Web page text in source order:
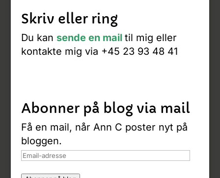
Skriv eller ring
Du kan sende en mail til mig eller
kontakte mig via +45 23 93 48 41
Abonner på blog via mail
Få en mail, når Ann C poster nyt på
bloggen.
Email-